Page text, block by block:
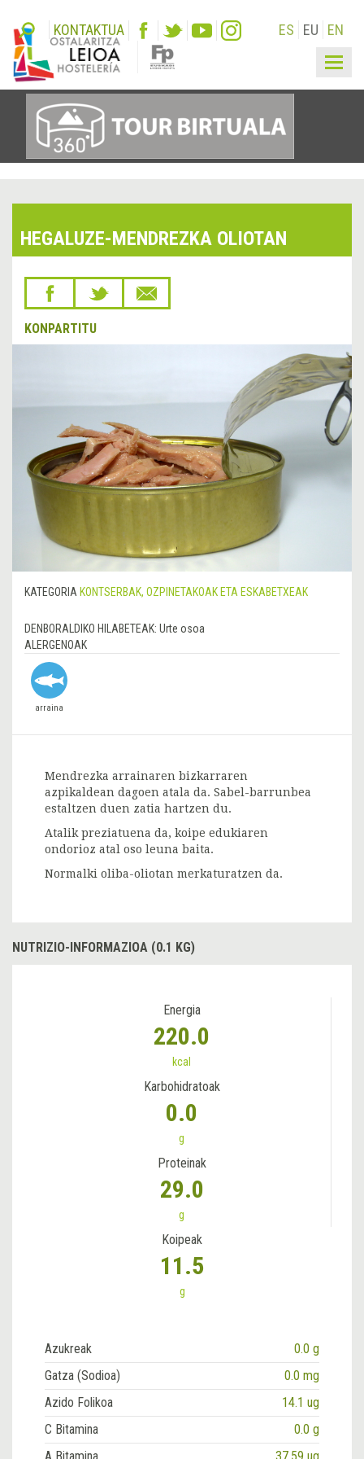
KONTAKTUA ES EU EN
HEGALUZE-MENDREZKA OLIOTAN
KONPARTITU
KATEGORIA KONTSERBAK, OZPINETAKOAK ETA ESKABETXEAK
DENBORALDIKO HILABETEAK: Urte osoa
ALERGENOAK
arraina
Mendrezka arrainaren bizkarraren
azpikaldean dagoen atala da. Sabel-barrunbea
estaltzen duen zatia hartzen du.
Atalik preziatuena da, koipe edukiaren
ondorioz atal oso leuna baita.
Normalki oliba-oliotan merkaturatzen da.
NUTRIZIO-INFORMAZIOA (0.1 KG)
Energia
220.0
kcal
Karbohidratoak
0.0
g
Proteinak
29.0
g
Koipeak
11.5
g
Azukreak
0.0 g
Gatza (Sodioa)
0.0 mg
Azido Folikoa
14.1 ug
C Bitamina
0.0 g